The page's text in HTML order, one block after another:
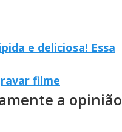
e deliciosa! Essa
filme
a opinião